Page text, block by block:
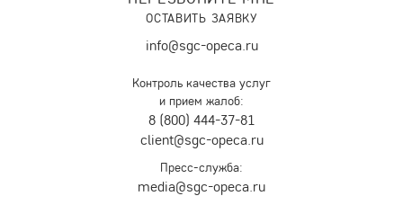
ОСТАВИТЬ ЗАЯВКУ
info@sgc-opeca.ru
Контроль качества услуг
и прием жалоб:
8 (800) 444-37-81
client@sgc-opeca.ru
Пресс-служба:
media@sgc-opeca.ru